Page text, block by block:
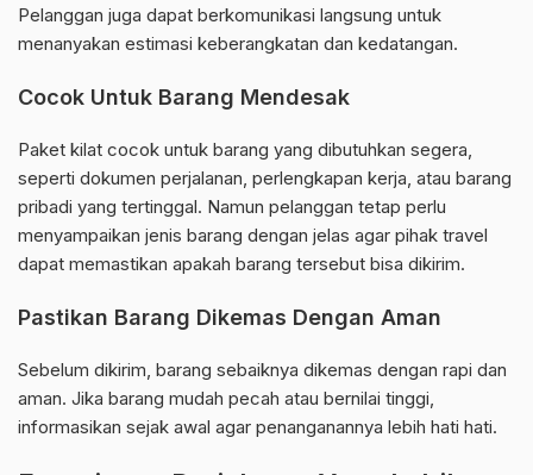
Pelanggan juga dapat berkomunikasi langsung untuk
menanyakan estimasi keberangkatan dan kedatangan.
Cocok Untuk Barang Mendesak
Paket kilat cocok untuk barang yang dibutuhkan segera,
seperti dokumen perjalanan, perlengkapan kerja, atau barang
pribadi yang tertinggal. Namun pelanggan tetap perlu
menyampaikan jenis barang dengan jelas agar pihak travel
dapat memastikan apakah barang tersebut bisa dikirim.
Pastikan Barang Dikemas Dengan Aman
Sebelum dikirim, barang sebaiknya dikemas dengan rapi dan
aman. Jika barang mudah pecah atau bernilai tinggi,
informasikan sejak awal agar penanganannya lebih hati hati.